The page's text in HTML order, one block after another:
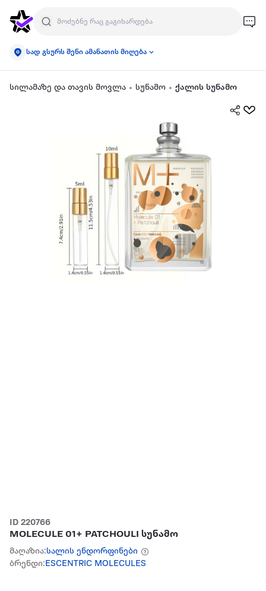
სად გსურს შენი ამანათის მიღება
სილამაზე და თავის მოვლა სუნამო ქალის სუნამო
ID 220766
MOLECULE 01+ PATCHOULI სუნამო
მაღაზია:სალის ენდორფინები
ბრენდი:ESCENTRIC MOLECULES